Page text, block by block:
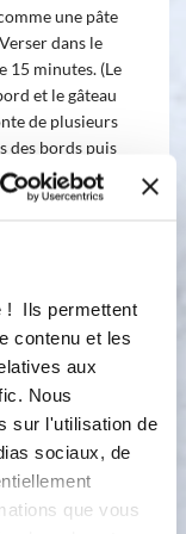
! Ils permettent
contenu et les
aux
Nous
sur l'utilisation de
sociaux, de
que vous
une pâte
dans le
15 minutes. (Le
et le gâteau
de plusieurs
des bords puis
cuit lorsque le
Sortir le
votre choix et
mettre du
tout autour.
qui se
mettre un
sucre, des
de
inratable, il